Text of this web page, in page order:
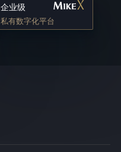
企业级
私有数字化平台